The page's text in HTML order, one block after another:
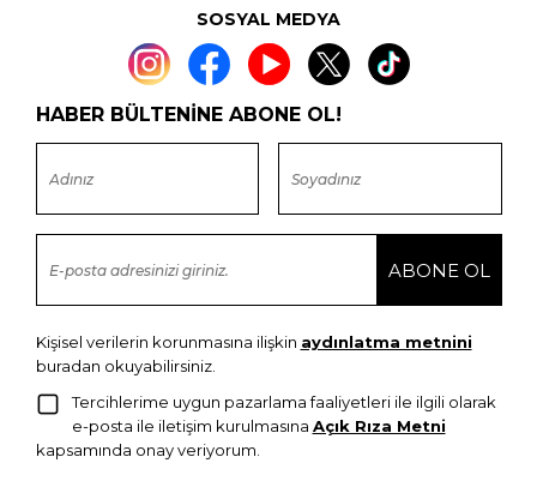
SOSYAL MEDYA
HABER BÜLTENİNE ABONE OL!
Kişisel verilerin korunmasına ilişkin aydınlatma metnini
buradan okuyabilirsiniz.
Tercihlerime uygun pazarlama faaliyetleri ile ilgili olarak
e-posta ile iletişim kurulmasına Açık Rıza Metni
kapsamında onay veriyorum.